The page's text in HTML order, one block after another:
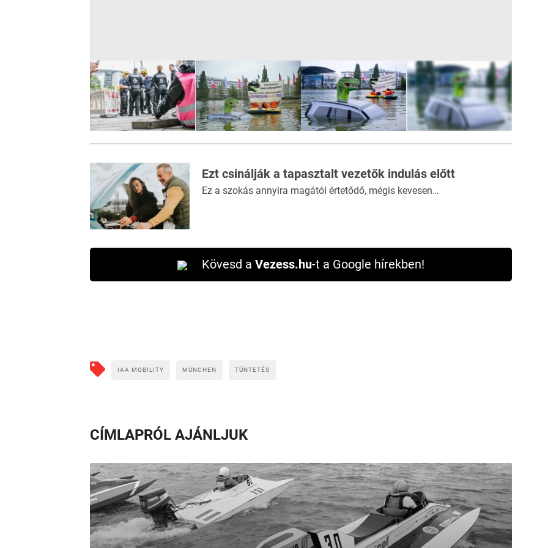
Ezt csinálják a tapasztalt vezetők indulás előtt
Ez a szokás annyira magától értetődő, mégis kevesen…
Kövesd a Vezess.hu-t a Google hírekben!
IAA MOBILITY MÜNCHEN TÜNTETÉS
CÍMLAPRÓL AJÁNLJUK